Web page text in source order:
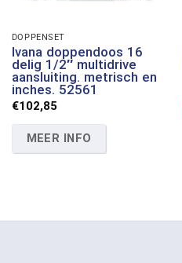
DOPPENSET
Ivana doppendoos 16
delig 1/2″ multidrive
aansluiting. metrisch en
inches. 52561
€102,85
MEER INFO